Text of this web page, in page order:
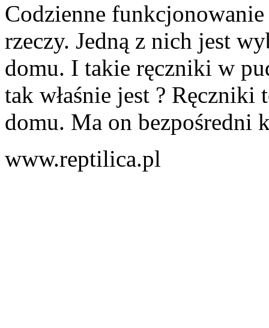
Codzienne
rzeczy. Jedną z nich jest
domu. I takie ręczniki w
tak właśnie jest ?
domu. Ma on bezpośredni
www.reptilica.pl